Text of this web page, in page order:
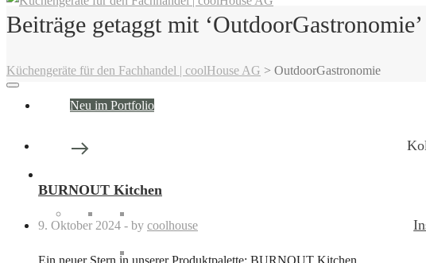
Beiträge getaggt mit ‘OutdoorGastronomie’
Küchengeräte für den Fachhandel | coolHouse AG > OutdoorGastronomie
Neu im Portfolio
BURNOUT Kitchen
9. Oktober 2024 - by coolhouse